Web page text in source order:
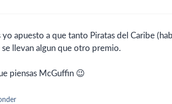
yo apuesto a que tanto Piratas del Caribe
se llevan algun que otro premio.
piensas McGuffin 😉